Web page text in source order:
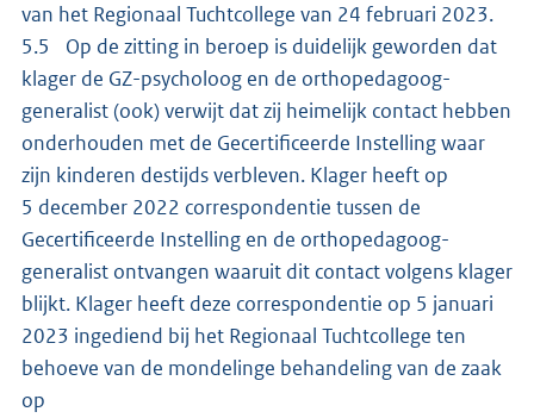
van het Regionaal Tuchtcollege van 24 februari 2023.
5.5 Op de zitting in beroep is duidelijk geworden dat
klager de GZ-psycholoog en de orthopedagoog-
generalist (ook) verwijt dat zij heimelijk contact hebben
onderhouden met de Gecertificeerde Instelling waar
zijn kinderen destijds verbleven. Klager heeft op
5 december 2022 correspondentie tussen de
Gecertificeerde Instelling en de orthopedagoog-
generalist ontvangen waaruit dit contact volgens klager
blijkt. Klager heeft deze correspondentie op 5 januari
2023 ingediend bij het Regionaal Tuchtcollege ten
behoeve van de mondelinge behandeling van de zaak
op